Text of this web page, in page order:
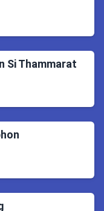
Si Thammarat